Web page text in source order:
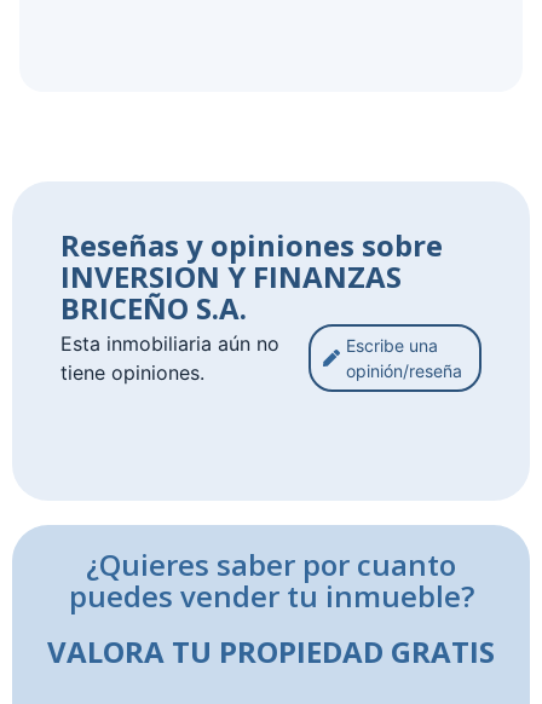
Reseñas y opiniones sobre
INVERSION Y FINANZAS
BRICEÑO S.A.
Esta inmobiliaria aún no
tiene opiniones.
Escribe una
opinión/reseña
¿Quieres saber por cuanto
puedes vender tu inmueble?
VALORA TU PROPIEDAD GRATIS